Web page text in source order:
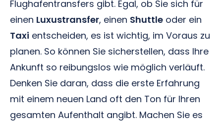
Flughafentransfers gibt. Egal, ob Sie sich für
einen Luxustransfer, einen Shuttle oder ein
Taxi entscheiden, es ist wichtig, im Voraus zu
planen. So können Sie sicherstellen, dass Ihre
Ankunft so reibungslos wie möglich verläuft.
Denken Sie daran, dass die erste Erfahrung
mit einem neuen Land oft den Ton für Ihren
gesamten Aufenthalt angibt. Machen Sie es